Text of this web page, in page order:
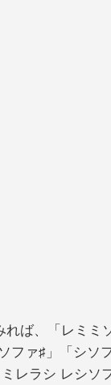
ば、「レミミ
ファ♯」「シソ
レラシ レシソ